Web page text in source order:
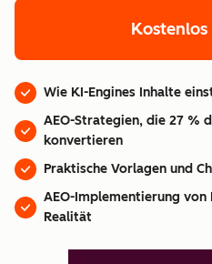
Kostenlos
Wie KI-Engines Inhalte
AEO-Strategien, die 27 %
konvertieren
Praktische Vorlagen und
AEO-Implementierung von
Realität